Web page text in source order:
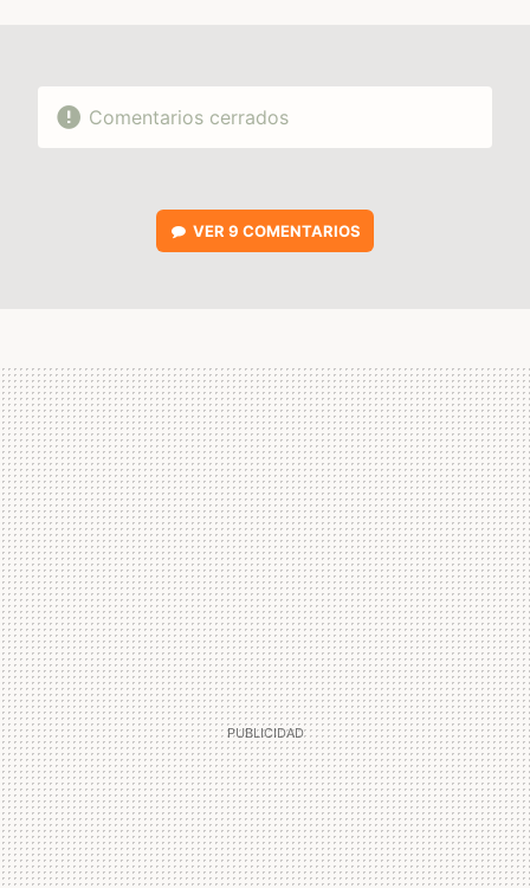
Comentarios cerrados
VER 9 COMENTARIOS